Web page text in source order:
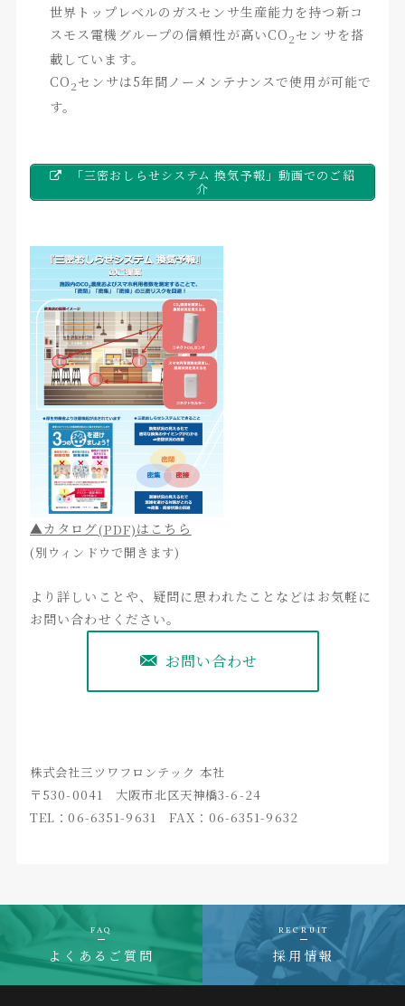
世界トップレベルのガスセンサ生産能力を持つ新コ
スモス電機グループの信頼性が高いCO2センサを搭
載しています。
CO2センサは5年間ノーメンテナンスで使用が可能で
す。
「三密おしらせシステム 換気予報」動画でのご紹
介
▲カタログ(PDF)はこちら
(別ウィンドウで開きます)
より詳しいことや、疑問に思われたことなどはお気軽に
お問い合わせください。
お問い合わせ
株式会社三ツワフロンテック 本社
〒530-0041 大阪市北区天神橋3-6-24
TEL：06-6351-9631 FAX：06-6351-9632
FAQ
よくあるご質問
RECRUIT
採用情報